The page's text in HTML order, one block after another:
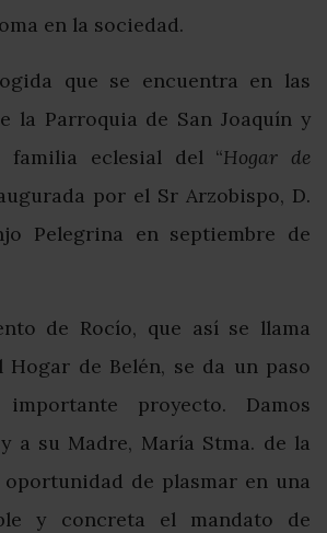
en la sociedad.
que se encuentra en las
la Parroquia de San Joaquín y
familia eclesial del “Hogar de
por el Sr Arzobispo, D.
Pelegrina en septiembre de
de Rocío, que así se llama
Hogar de Belén, se da un paso
proyecto. Damos
a su Madre, María Stma. de la
de plasmar en una
y concreta el mandato de